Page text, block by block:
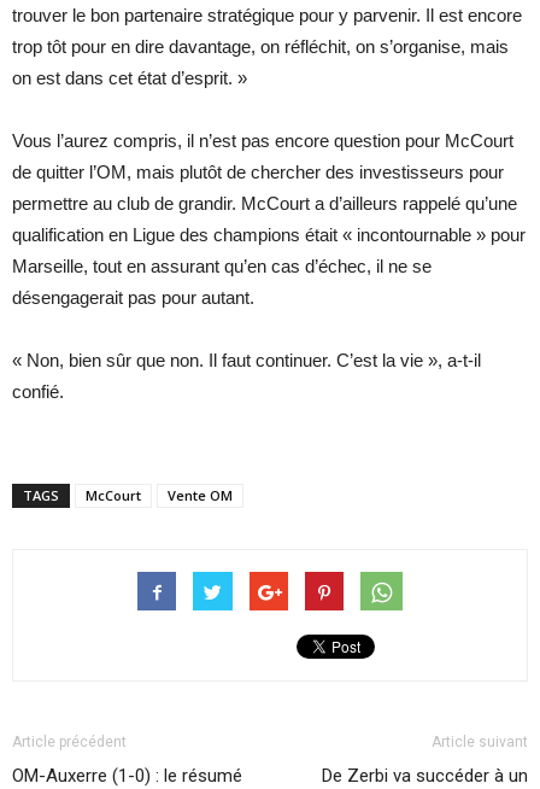
trouver le bon partenaire stratégique pour y parvenir. Il est encore
trop tôt pour en dire davantage, on réfléchit, on s’organise, mais
on est dans cet état d’esprit. »
Vous l’aurez compris, il n’est pas encore question pour McCourt
de quitter l’OM, mais plutôt de chercher des investisseurs pour
permettre au club de grandir. McCourt a d’ailleurs rappelé qu’une
qualification en Ligue des champions était « incontournable » pour
Marseille, tout en assurant qu’en cas d’échec, il ne se
désengagerait pas pour autant.
« Non, bien sûr que non. Il faut continuer. C’est la vie », a-t-il
confié.
TAGS McCourt Vente OM
Article précédent
OM-Auxerre (1-0) : le résumé
Article suivant
De Zerbi va succéder à un